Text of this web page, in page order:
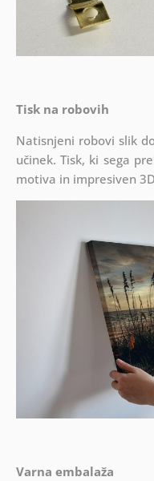
Tisk na robovih
Natisnjeni robovi slik
učinek. Tisk, ki sega
motiva in impresiven
Varna embalaža